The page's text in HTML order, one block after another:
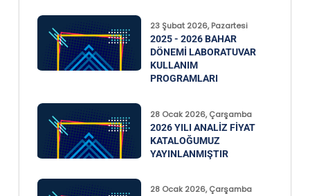
23 Şubat 2026, Pazartesi
2025 - 2026 BAHAR
DÖNEMI LABORATUVAR
KULLANIM
PROGRAMLARI
28 Ocak 2026, Çarşamba
2026 YILI ANALIZ FIYAT
KATALOĞUMUZ
YAYINLANMIŞTIR
28 Ocak 2026, Çarşamba